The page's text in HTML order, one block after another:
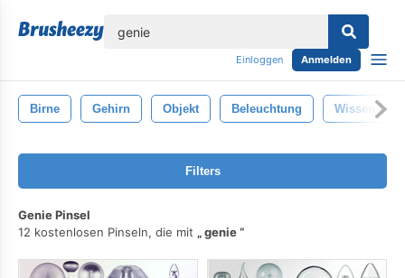
Einloggen Anmelden
Birne Gehirn Objekt Beleuchtung Wissen
Filters
Genie Pinsel
12 kostenlosen Pinseln, die mit
genie